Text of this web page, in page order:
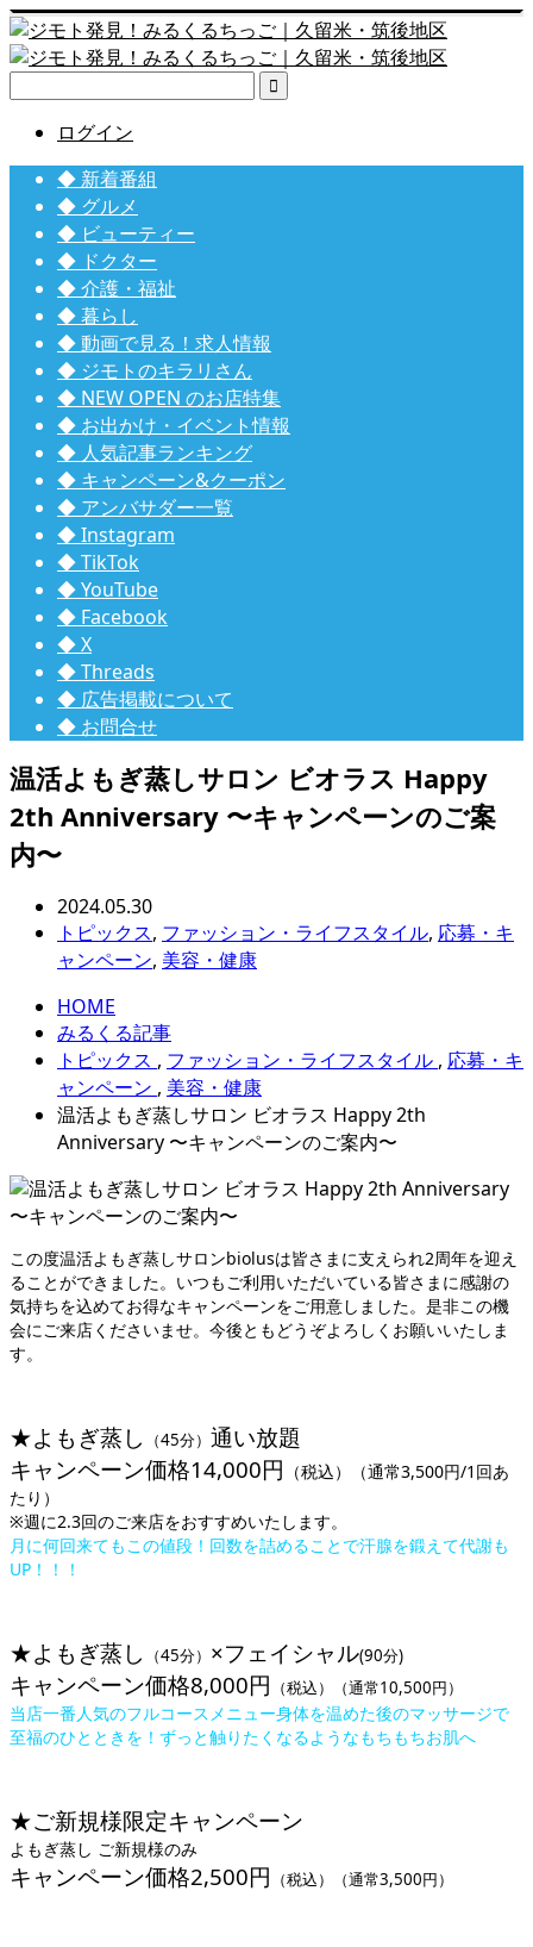

ログイン
◆ 新着番組
◆ グルメ
◆ ビューティー
◆ ドクター
◆ 介護・福祉
◆ 暮らし
◆ 動画で見る！求人情報
◆ ジモトのキラリさん
◆ NEW OPEN のお店特集
◆ お出かけ・イベント情報
◆ 人気記事ランキング
◆ キャンペーン&クーポン
◆ アンバサダー一覧
◆ Instagram
◆ TikTok
◆ YouTube
◆ Facebook
◆ X
◆ Threads
◆ 広告掲載について
◆ お問合せ
温活よもぎ蒸しサロン ビオラス Happy
2th Anniversary 〜キャンペーンのご案
内〜
2024.05.30
トピックス, ファッション・ライフスタイル, 応募・キ
ャンペーン, 美容・健康
HOME
みるくる記事
トピックス , ファッション・ライフスタイル , 応募・キ
ャンペーン , 美容・健康
温活よもぎ蒸しサロン ビオラス Happy 2th
Anniversary 〜キャンペーンのご案内〜
この度温活よもぎ蒸しサロンbiolusは皆さまに支えられ2周年を迎え
ることができました。いつもご利用いただいている皆さまに感謝の
気持ちを込めてお得なキャンペーンをご用意しました。是非この機
会にご来店くださいませ。今後ともどうぞよろしくお願いいたしま
す。
★よもぎ蒸し （45分） 通い放題
キャンペーン価格14,000円 （税込）（通常3,500円/1回あ
たり）
※週に2.3回のご来店をおすすめいたします。
月に何回来てもこの値段！回数を詰めることで汗腺を鍛えて代謝も
UP！！！
★よもぎ蒸し （45分） ×フェイシャル(90分)
キャンペーン価格8,000円 （税込）（通常10,500円）
当店一番人気のフルコースメニュー身体を温めた後のマッサージで
至福のひとときを！ずっと触りたくなるようなもちもちお肌へ
★ご新規様限定キャンペーン
よもぎ蒸し ご新規様のみ
キャンペーン価格2,500円 （税込）（通常3,500円）